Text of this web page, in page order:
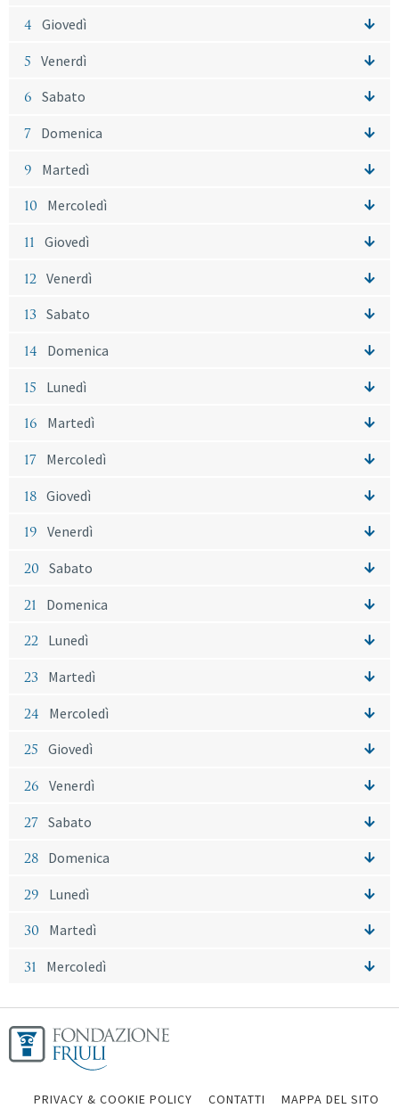
4 Giovedì
5 Venerdì
6 Sabato
7 Domenica
9 Martedì
10 Mercoledì
11 Giovedì
12 Venerdì
13 Sabato
14 Domenica
15 Lunedì
16 Martedì
17 Mercoledì
18 Giovedì
19 Venerdì
20 Sabato
21 Domenica
22 Lunedì
23 Martedì
24 Mercoledì
25 Giovedì
26 Venerdì
27 Sabato
28 Domenica
29 Lunedì
30 Martedì
31 Mercoledì
PRIVACY & COOKIE POLICY CONTATTI MAPPA DEL SITO